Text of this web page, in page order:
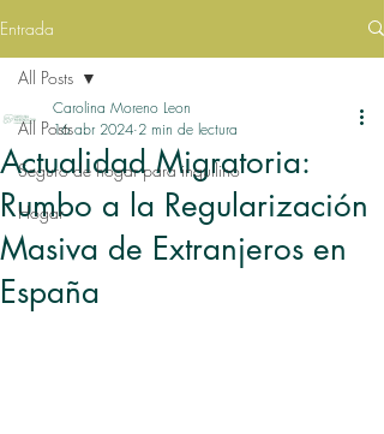
Entrada
All Posts
Seguro de hogar para inquilino
Hogar
All Posts
Actualidad Migratoria:
Rumbo a la Regularización
Masiva de Extranjeros en
España
Carolina Moreno Leon
16 abr 2024 2 min de lectura